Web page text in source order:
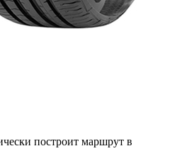
построит маршрут в